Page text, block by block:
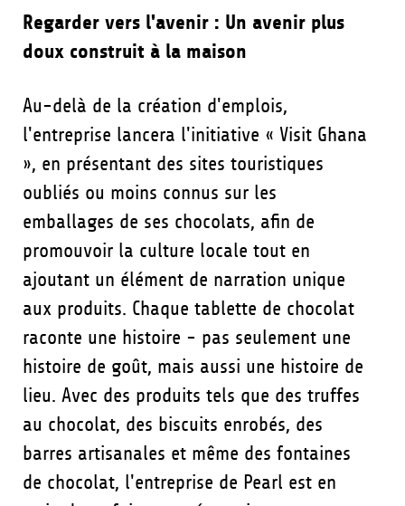
Regarder vers l'avenir : Un avenir plus
doux construit à la maison
Au-delà de la création d'emplois,
l'entreprise lancera l'initiative « Visit Ghana
», en présentant des sites touristiques
oubliés ou moins connus sur les
emballages de ses chocolats, afin de
promouvoir la culture locale tout en
ajoutant un élément de narration unique
aux produits. Chaque tablette de chocolat
raconte une histoire - pas seulement une
histoire de goût, mais aussi une histoire de
lieu. Avec des produits tels que des truffes
au chocolat, des biscuits enrobés, des
barres artisanales et même des fontaines
de chocolat, l'entreprise de Pearl est en